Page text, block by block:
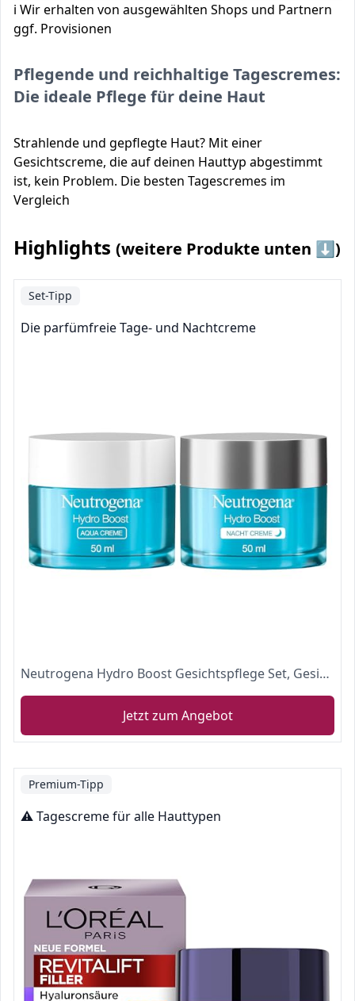
ℹ️ Wir erhalten von ausgewählten Shops und Partnern
ggf. Provisionen
Pflegende und reichhaltige Tagescremes:
Die ideale Pflege für deine Haut
Strahlende und gepflegte Haut? Mit einer
Gesichtscreme, die auf deinen Hauttyp abgestimmt
ist, kein Problem. Die besten Tagescremes im
Vergleich
Highlights (weitere Produkte unten ⬇️)
Set-Tipp
Die parfümfreie Tage- und Nachtcreme
Neutrogena Hydro Boost Gesichtspflege Set, Gesichtscreme für Tag & Nacht: Tagescreme Aqua Creme und Nachtcreme, mit Hyaluron, je 50 ml
Jetzt zum Angebot
Premium-Tipp
⚠️ Tagescreme für alle Hauttypen